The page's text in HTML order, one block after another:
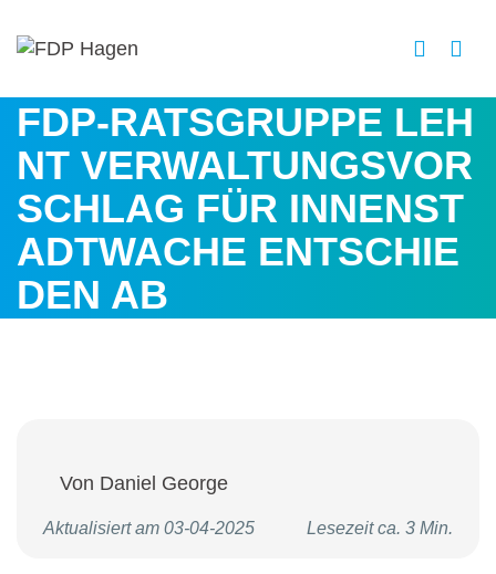
FDP-RATSGRUPPE LEH
NT VERWALTUNGSVOR
SCHLAG FÜR INNENST
ADTWACHE ENTSCHIE
DEN AB
Von Daniel George
Aktualisiert am 03-04-2025 Lesezeit ca. 3 Min.